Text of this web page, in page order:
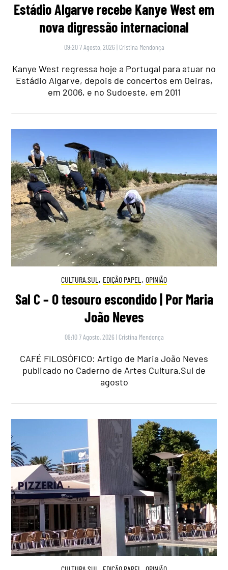
Estádio Algarve recebe Kanye West em
nova digressão internacional
09:20 7 Agosto, 2026 | Cristina Mendonça
Kanye West regressa hoje a Portugal para atuar no
Estádio Algarve, depois de concertos em Oeiras,
em 2006, e no Sudoeste, em 2011
CULTURA.SUL , EDIÇÃO PAPEL , OPINIÃO
Sal C – O tesouro escondido | Por Maria
João Neves
09:10 7 Agosto, 2026 | Cristina Mendonça
CAFÉ FILOSÓFICO: Artigo de Maria João Neves
publicado no Caderno de Artes Cultura.Sul de
agosto